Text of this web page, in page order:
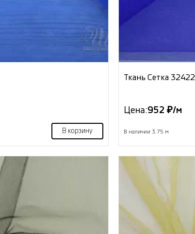
В корзину
Ткань Сетка 32422
Цена:952 ₽/м
В наличии 3.75 м